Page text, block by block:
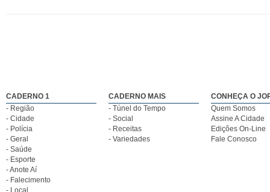
CADERNO 1
- Região
- Cidade
- Polícia
- Geral
- Saúde
- Esporte
- Anote Aí
- Falecimento
- Local
CADERNO MAIS
- Túnel do Tempo
- Social
- Receitas
- Variedades
CONHEÇA O
Quem Somos
Assine A Cidade
Edições On-Line
Fale Conosco